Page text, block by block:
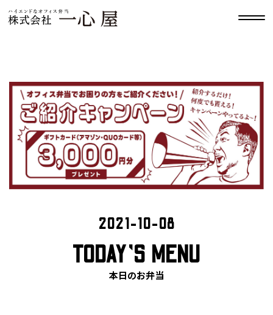
2021-10-08
TODAY’S MENU
本日のお弁当